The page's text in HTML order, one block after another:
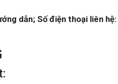
dẫn; Số điện thoại liên hệ: